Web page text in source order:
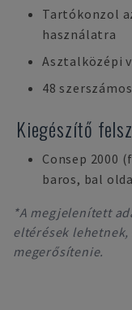
Tartókonzol
használatra
Asztalközépi
48
Kiegészítő
Consep 2000
baros, bal
*A megjelenített
eltérések
megerősítenie.